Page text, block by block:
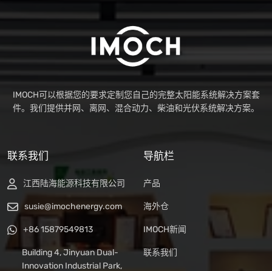
IMOCH可以根据您的要求定制您自己的完整太阳能系统解决方案套
件。我们提供并网、离网、混合动力、柴油和光伏系统解决方案。
联系我们
江西陆海能源科技有限公司
susie@imochenergy.com
+86 15879549813
Building 4, Jinyuan Dual-
Innovation Industrial Park,
导航栏
产品
海外仓
IMOCH新闻
联系我们